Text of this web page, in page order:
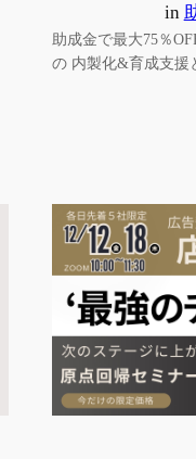
in
助成金で最大75％
の 内製化&育成支援